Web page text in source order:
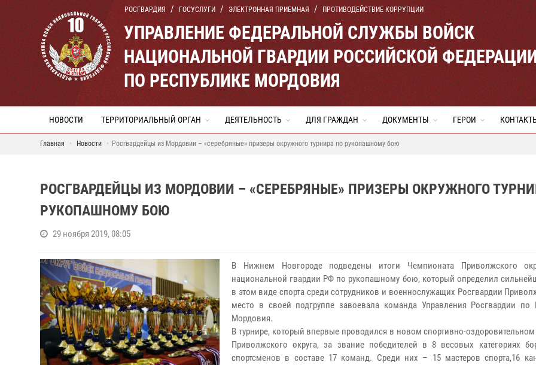
РОСГВАРДИЯ ГОСУСЛУГИ ЭЛЕКТРОННАЯ ПРИЕМНАЯ ПРОТИВОДЕЙСТВИЕ КОРРУПЦИИ
УПРАВЛЕНИЕ ФЕДЕРАЛЬНОЙ СЛУЖБЫ ВОЙСК
НАЦИОНАЛЬНОЙ ГВАРДИИ РОССИЙСКОЙ
ПО РЕСПУБЛИКЕ МОРДОВИЯ
НОВОСТИ ТЕРРИТОРИАЛЬНЫЙ ОРГАН ДЕЯТЕЛЬНОСТЬ ДЛЯ ГРАЖДАН ДОКУМЕНТЫ ГЕРОИ
Главная Новости Росгвардейцы из Мордовии – «серебряные» призеры окружного турнира по рукопашному бою
РОСГВАРДЕЙЦЫ ИЗ МОРДОВИИ – «СЕРЕБРЯНЫЕ» ПРИЗЕРЫ ОКРУЖНОГО
РУКОПАШНОМУ БОЮ
29 ноября 2019, 08:05
В Нижнем Новгороде подведены итоги Чемпионата Приволжского
национальной гвардии РФ по рукопашному бою, который определил
в этом виде спорта среди сотрудников и военнослужащих Росгвардии
место в своей подгруппе завоевала команда Управления Росгвардии по
Мордовия.
В турнире, который впервые проводился в новом спортивно-
Приволжского округа, за звание победителей в 8 весовых категориях
спортсменов в составе 17 команд. Среди них – 15 мастеров спорта,16